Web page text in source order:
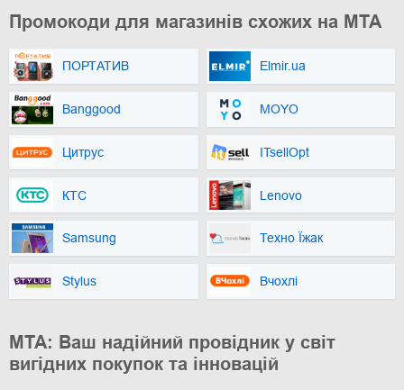
Промокоди для магазинів схожих на MTA
ПОРТАТИВ Elmir.ua
Banggood MOYO
Цитрус ITsellOpt
КТС Lenovo
Samsung Техно Їжак
Stylus Вчохлі
МТА: Ваш надійний провідник у світ
вигідних покупок та інновацій